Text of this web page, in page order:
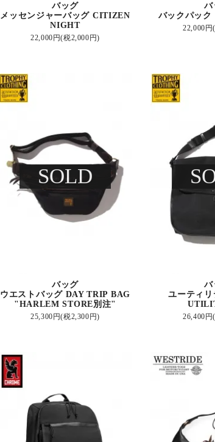
バッグ
メッセンジャーバッグ CITIZEN
NIGHT
22,000円(税2,000円)
バ
バックパッ
22,000円
SOLD
バッグ
ウエストバッグ DAY TRIP BAG
"HARLEM STORE別注"
25,300円(税2,300円)
バ
ユーティ
26,400円